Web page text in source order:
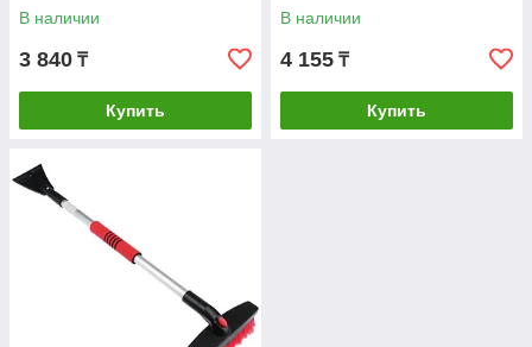
В наличии
3 840 ₸
Купить
В наличии
4 155 ₸
Купить